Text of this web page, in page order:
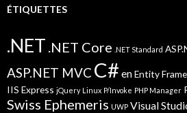
ÉTIQUETTES
.NET .NET Core .NET Standard
ASP.NET MVC C#enEntity
IIS Express jQuery Linux P/Invoke PHP Manager
Swiss Ephemeris UWP Visual